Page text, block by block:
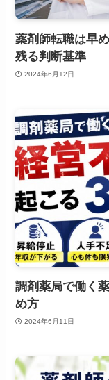
薬剤師転職は早
残る判断基準
2024年6月12日
調剤薬局で働く
め方
2024年6月11日